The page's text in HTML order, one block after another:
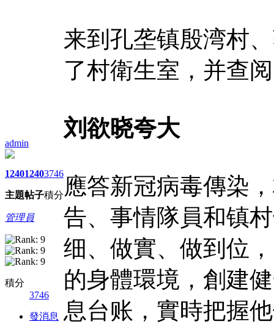
admin
1240
主題
1240
帖子
3746
積分
管理員
積分
3746
發消息
来到孔垄镇殷湾村
了村衛生室，并查
刘欲晓夸大
應答新冠病毒傳染
告、事情隊員和镇
细、做實、做到位
的身體環境，創建
息台账，實時把握